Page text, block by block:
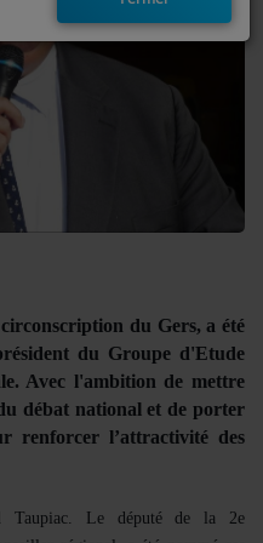
du Gers, a été
du Groupe d'Etude
Avec l'ambition de mettre
débat national et de porter
renforcer l’attractivité des
Taupiac. Le député de la 2e